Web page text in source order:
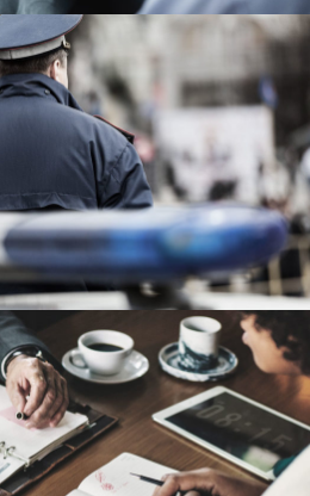
Fraud
Financial
on Wall Street